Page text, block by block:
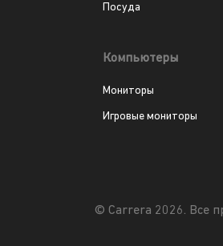
Посуда
Компьютеры
Мониторы
Игровые мониторы
© Carrera 2026. Все